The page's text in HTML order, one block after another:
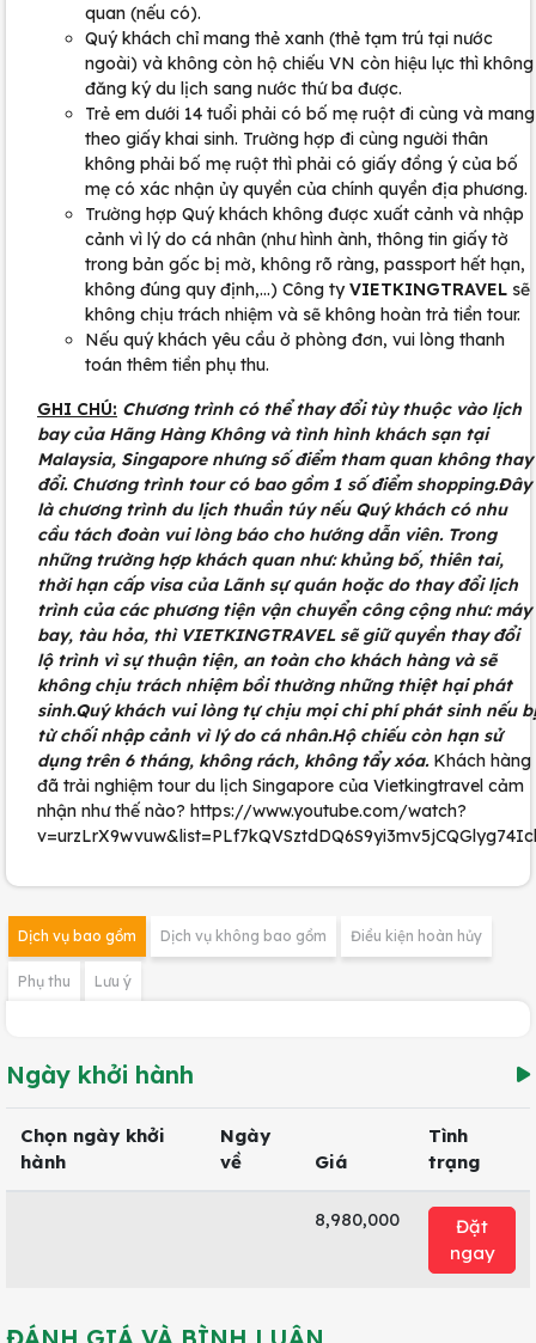
quan (nếu có).
Quý khách chỉ mang thẻ xanh (thẻ tạm trú tại nước
ngoài) và không còn hộ chiếu VN còn hiệu lực thì không
đăng ký du lịch sang nước thứ ba được.
Trẻ em dưới 14 tuổi phải có bố mẹ ruột đi cùng và mang
theo giấy khai sinh. Trường hợp đi cùng người thân
không phải bố mẹ ruột thì phải có giấy đồng ý của bố
mẹ có xác nhận ủy quyền của chính quyền địa phương.
Trường hợp Quý khách không được xuất cảnh và nhập
cảnh vì lý do cá nhân (như hình ành, thông tin giấy tờ
trong bản gốc bị mờ, không rõ ràng, passport hết hạn,
không đúng quy định,…) Công tyVIETKINGTRAVEL sẽ
không chịu trách nhiệm và sẽ không hoàn trả tiền tour.
Nếu quý khách yêu cầu ở phòng đơn, vui lòng thanh
toán thêm tiền phụ thu.
GHI CHÚ: Chương trình có thể thay đổi tùy thuộc vào lịch
bay của Hãng Hàng Không và tình hình khách sạn tại
Malaysia, Singapore nhưng số điểm tham quan không thay
đổi. Chương trình tour có bao gồm 1 số điểm shopping.Đây
là chương trình du lịch thuần túy nếu Quý khách có nhu
cầu tách đoàn vui lòng báo cho hướng dẫn viên. Trong
những trường hợp khách quan như: khủng bố, thiên tai,
thời hạn cấp visa của Lãnh sự quán hoặc do thay đổi lịch
trình của các phương tiện vận chuyển công cộng như: máy
bay, tàu hỏa, thì VIETKINGTRAVEL sẽ giữ quyền thay đổi
lộ trình vì sự thuận tiện, an toàn cho khách hàng và sẽ
không chịu trách nhiệm bồi thường những thiệt hại phát
sinh.Quý khách vui lòng tự chịu mọi chi phí phát sinh nếu bị
từ chối nhập cảnh vì lý do cá nhân.Hộ chiếu còn hạn sử
dụng trên 6 tháng, không rách, không tẩy xóa.Khách hàng
đã trải nghiệm tour du lịch Singapore của Vietkingtravel cảm
nhận như thế nào? https://www.youtube.com/watch?
v=urzLrX9wvuw&list=PLf7kQVSztdDQ6S9yi3mv5jCQGlyg74Icl
Dịch vụ bao gồm Dịch vụ không bao gồm Điều kiện hoàn hủy
Phụ thu Lưu ý
Ngày khởi hành
Chọn ngày khởi
hành
Ngày
về
Giá
Tình
trạng
8,980,000
Đặt
ngay